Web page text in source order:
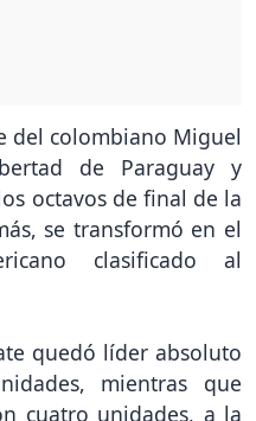
del colombiano Miguel
de Paraguay y
octavos de final de la
se transformó en el
clasificado al
quedó líder absoluto
mientras que
cuatro unidades, a la